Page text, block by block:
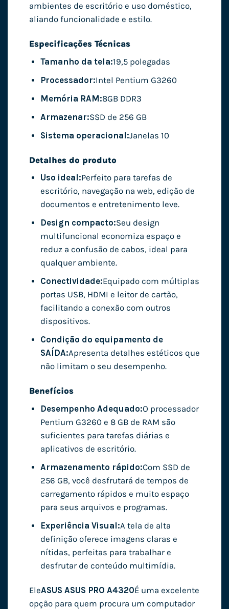
ambientes de escritório e uso doméstico,
aliando funcionalidade e estilo.
Especificações Técnicas
Tamanho da tela:19,5 polegadas
Processador:Intel Pentium G3260
Memória RAM:8GB DDR3
Armazenar:SSD de 256 GB
Sistema operacional:Janelas 10
Detalhes do produto
Uso ideal:Perfeito para tarefas de
escritório, navegação na web, edição de
documentos e entretenimento leve.
Design compacto:Seu design
multifuncional economiza espaço e
reduz a confusão de cabos, ideal para
qualquer ambiente.
Conectividade:Equipado com múltiplas
portas USB, HDMI e leitor de cartão,
facilitando a conexão com outros
dispositivos.
Condição do equipamento de
SAÍDA:Apresenta detalhes estéticos que
não limitam o seu desempenho.
Benefícios
Desempenho Adequado:O processador
Pentium G3260 e 8 GB de RAM são
suficientes para tarefas diárias e
aplicativos de escritório.
Armazenamento rápido:Com SSD de
256 GB, você desfrutará de tempos de
carregamento rápidos e muito espaço
para seus arquivos e programas.
Experiência Visual:A tela de alta
definição oferece imagens claras e
nítidas, perfeitas para trabalhar e
desfrutar de conteúdo multimídia.
EleASUS ASUS PRO A4320É uma excelente
opção para quem procura um computador